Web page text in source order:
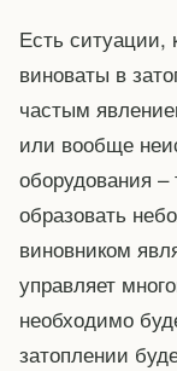
Есть ситуации,
виноваты в
частым
или вообще
оборудования
образовать
виновником
управляет
необходимо
затоплении